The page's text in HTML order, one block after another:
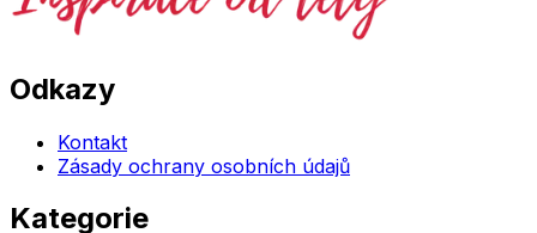
Odkazy
Kontakt
Zásady ochrany osobních údajů
Kategorie